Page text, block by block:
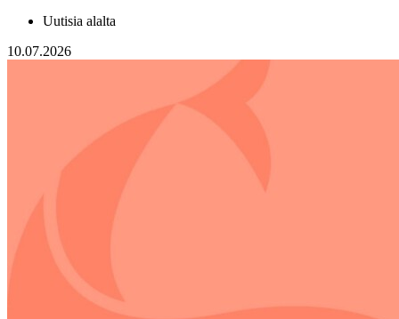
Uutisia alalta
10.07.2026